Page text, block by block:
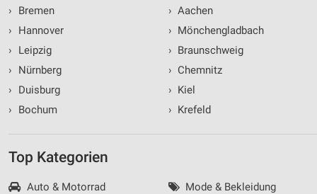
›
Bremen
›
Hannover
›
Leipzig
›
Nürnberg
›
Duisburg
›
Bochum
› Aachen
› Mönchengladbach
› Braunschweig
› Chemnitz
› Kiel
› Krefeld
Top Kategorien
Auto & Motorrad
Mode & Bekleidung